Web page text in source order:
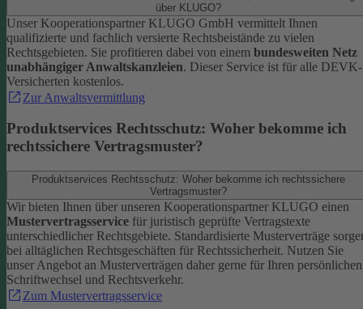
über KLUGO?
Unser Kooperationspartner KLUGO GmbH vermittelt Ihnen
qualifizierte und fachlich versierte Rechtsbeistände zu vielen
Rechtsgebieten. Sie profitieren dabei von einem bundesweiten Netz
unabhängiger Anwaltskanzleien. Dieser Service ist für alle DEVK-
Versicherten kostenlos.
Zur Anwaltsvermittlung
Produktservices Rechtsschutz: Woher bekomme ich
rechtssichere Vertragsmuster?
Produktservices Rechtsschutz: Woher bekomme ich rechtssichere
Vertragsmuster?
Wir bieten Ihnen über unseren Kooperationspartner KLUGO einen
Mustervertragsservice für juristisch geprüfte Vertragstexte
unterschiedlicher Rechtsgebiete. Standardisierte Musterverträge
bei alltäglichen Rechtsgeschäften für Rechtssicherheit. Nutzen Sie
unser Angebot an Musterverträgen daher gerne für Ihren persönlichen
Schriftwechsel und Rechtsverkehr.
Zum Mustervertragsservice